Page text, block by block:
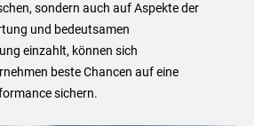
sondern auch auf Aspekte der
und bedeutsamen
einzahlt, können sich
beste Chancen auf eine
sichern.